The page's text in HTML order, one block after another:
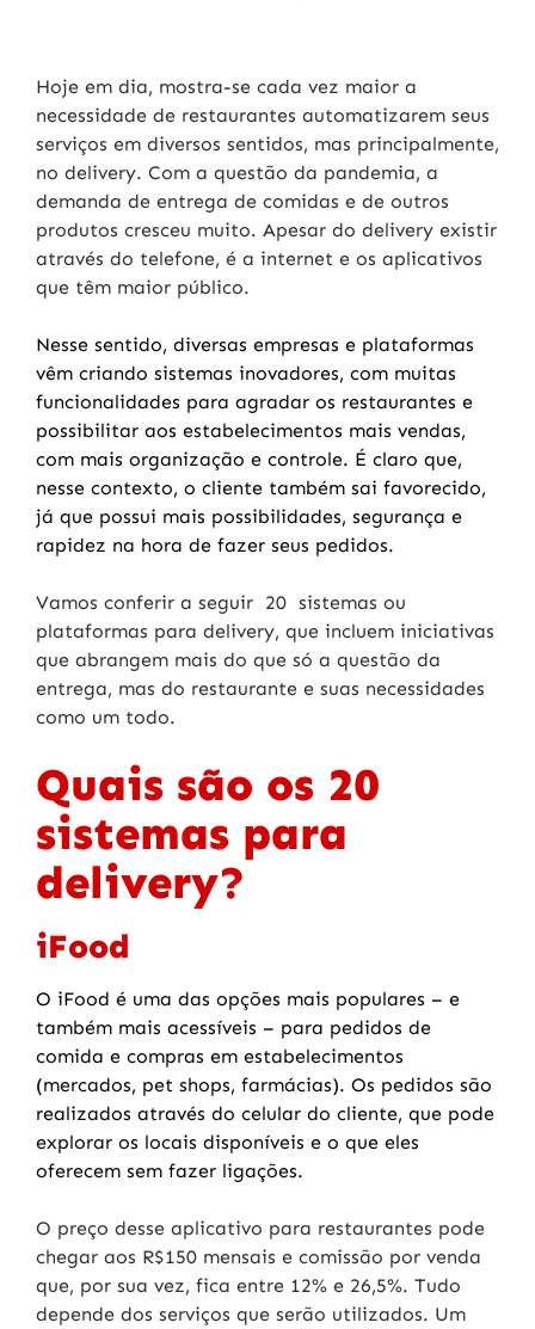
Hoje em dia, mostra-se cada vez maior a
necessidade de restaurantes automatizarem seus
serviços em diversos sentidos, mas principalmente,
no delivery. Com a questão da pandemia, a
demanda de entrega de comidas e de outros
produtos cresceu muito. Apesar do delivery existir
através do telefone, é a internet e os aplicativos
que têm maior público.
Nesse sentido, diversas empresas e plataformas
vêm criando sistemas inovadores, com muitas
funcionalidades para agradar os restaurantes e
possibilitar aos estabelecimentos mais vendas,
com mais organização e controle. É claro que,
nesse contexto, o cliente também sai favorecido,
já que possui mais possibilidades, segurança e
rapidez na hora de fazer seus pedidos.
Vamos conferir a seguir 20 sistemas ou
plataformas para delivery, que incluem iniciativas
que abrangem mais do que só a questão da
entrega, mas do restaurante e suas necessidades
como um todo.
Quais são os 20
sistemas para
delivery?
iFood
O iFood é uma das opções mais populares – e
também mais acessíveis – para pedidos de
comida e compras em estabelecimentos
(mercados, pet shops, farmácias). Os pedidos são
realizados através do celular do cliente, que pode
explorar os locais disponíveis e o que eles
oferecem sem fazer ligações.
O preço desse aplicativo para restaurantes pode
chegar aos R$150 mensais e comissão por venda
que, por sua vez, fica entre 12% e 26,5%. Tudo
depende dos serviços que serão utilizados. Um